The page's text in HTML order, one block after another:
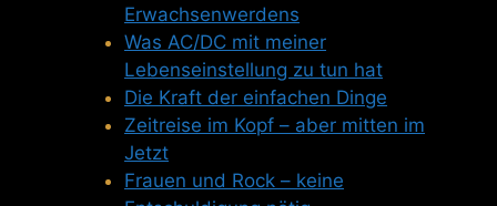
Erwachsenwerdens
Was AC/DC mit meiner
Lebenseinstellung zu tun hat
Die Kraft der einfachen Dinge
Zeitreise im Kopf – aber mitten im
Jetzt
Frauen und Rock – keine